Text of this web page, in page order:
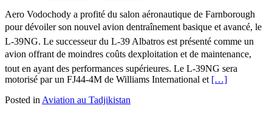
Aero Vodochody a profité du salon aéronautique de Farnborough
pour dévoiler son nouvel avion dentraînement basique et avancé, le
L-39NG. Le successeur du L-39 Albatros est présenté comme un
avion offrant de moindres coûts dexploitation et de maintenance,
tout en ayant des performances supérieures. Le L-39NG sera
motorisé par un FJ44-4M de Williams International et Read
[…]
Posted in Aviation au Tadjikistan